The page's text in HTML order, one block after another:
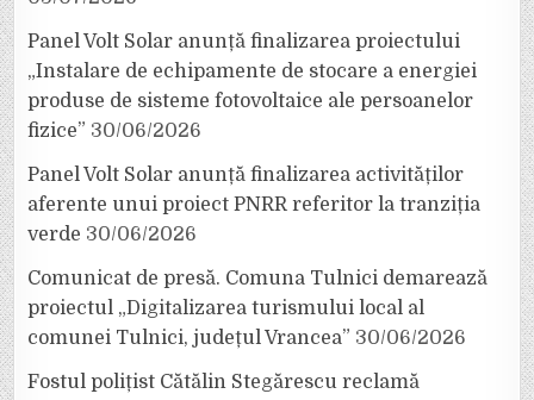
Panel Volt Solar anunță finalizarea proiectului
„Instalare de echipamente de stocare a energiei
produse de sisteme fotovoltaice ale persoanelor
fizice” 30/06/2026
Panel Volt Solar anunță finalizarea activităților
aferente unui proiect PNRR referitor la tranziția
verde 30/06/2026
Comunicat de presă. Comuna Tulnici demarează
proiectul „Digitalizarea turismului local al
comunei Tulnici, județul Vrancea” 30/06/2026
Fostul polițist Cătălin Stegărescu reclamă